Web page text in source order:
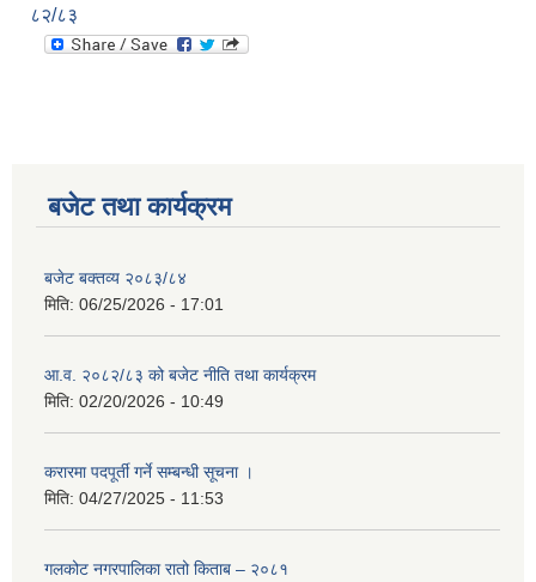
८२/८३
बजेट तथा कार्यक्रम
बजेट बक्तव्य २०८३/८४
मिति: 06/25/2026 - 17:01
आ.व. २०८२/८३ को बजेट नीति तथा कार्यक्रम
मिति: 02/20/2026 - 10:49
करारमा पदपूर्ती गर्ने सम्बन्धी सूचना ।
मिति: 04/27/2025 - 11:53
गलकोट नगरपालिका रातो किताब – २०८१